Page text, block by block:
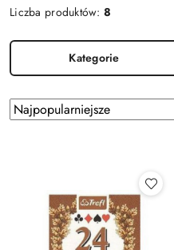
Liczba produktów:8
Kategorie
Zastosowano
sortowanie:
Sortuj
według